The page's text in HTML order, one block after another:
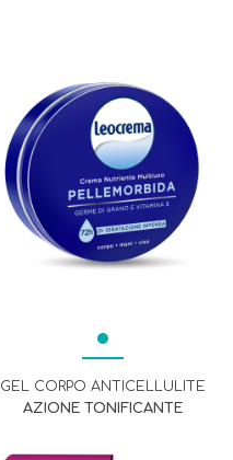
GEL CORPO ANTICELLULITE
AZIONE TONIFICANTE